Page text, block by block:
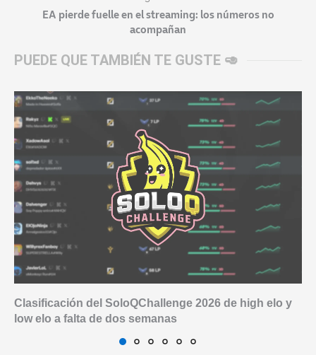
EA pierde fuelle en el streaming: los números no
acompañan
PUEDE QUE TAMBIÉN TE GUSTE 🥑
Clasificación del SoloQChallenge 2026 de high elo y
low elo a falta de dos semanas